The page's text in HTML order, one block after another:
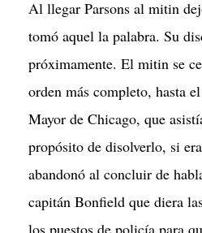
Al llegar Parsons al mitin
tomó aquel la palabra. Su
próximamente. El mitin se
orden más completo, hasta
Mayor de Chicago, que
propósito de disolverlo, si
abandonó al concluir de
capitán Bonfield que diera
los puestos de policía para